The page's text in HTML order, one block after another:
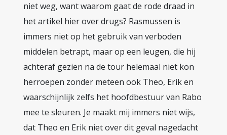
niet weg, want waarom gaat de rode draad in
het artikel hier over drugs? Rasmussen is
immers niet op het gebruik van verboden
middelen betrapt, maar op een leugen, die hij
achteraf gezien na de tour helemaal niet kon
herroepen zonder meteen ook Theo, Erik en
waarschijnlijk zelfs het hoofdbestuur van Rabo
mee te sleuren. Je maakt mij immers niet wijs,
dat Theo en Erik niet over dit geval nagedacht